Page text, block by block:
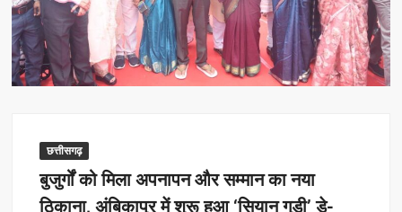
छत्तीसगढ़
बुजुर्गों को मिला अपनापन और सम्मान का नया